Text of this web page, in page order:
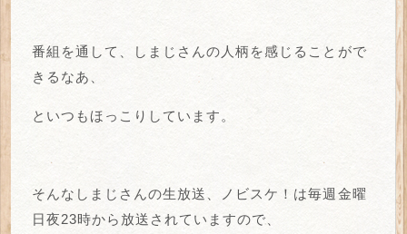
番組を通して、しまじさんの人柄を感じることがで
きるなあ、
といつもほっこりしています。
そんなしまじさんの生放送、ノビスケ！は毎週金曜
日夜23時から放送されていますので、